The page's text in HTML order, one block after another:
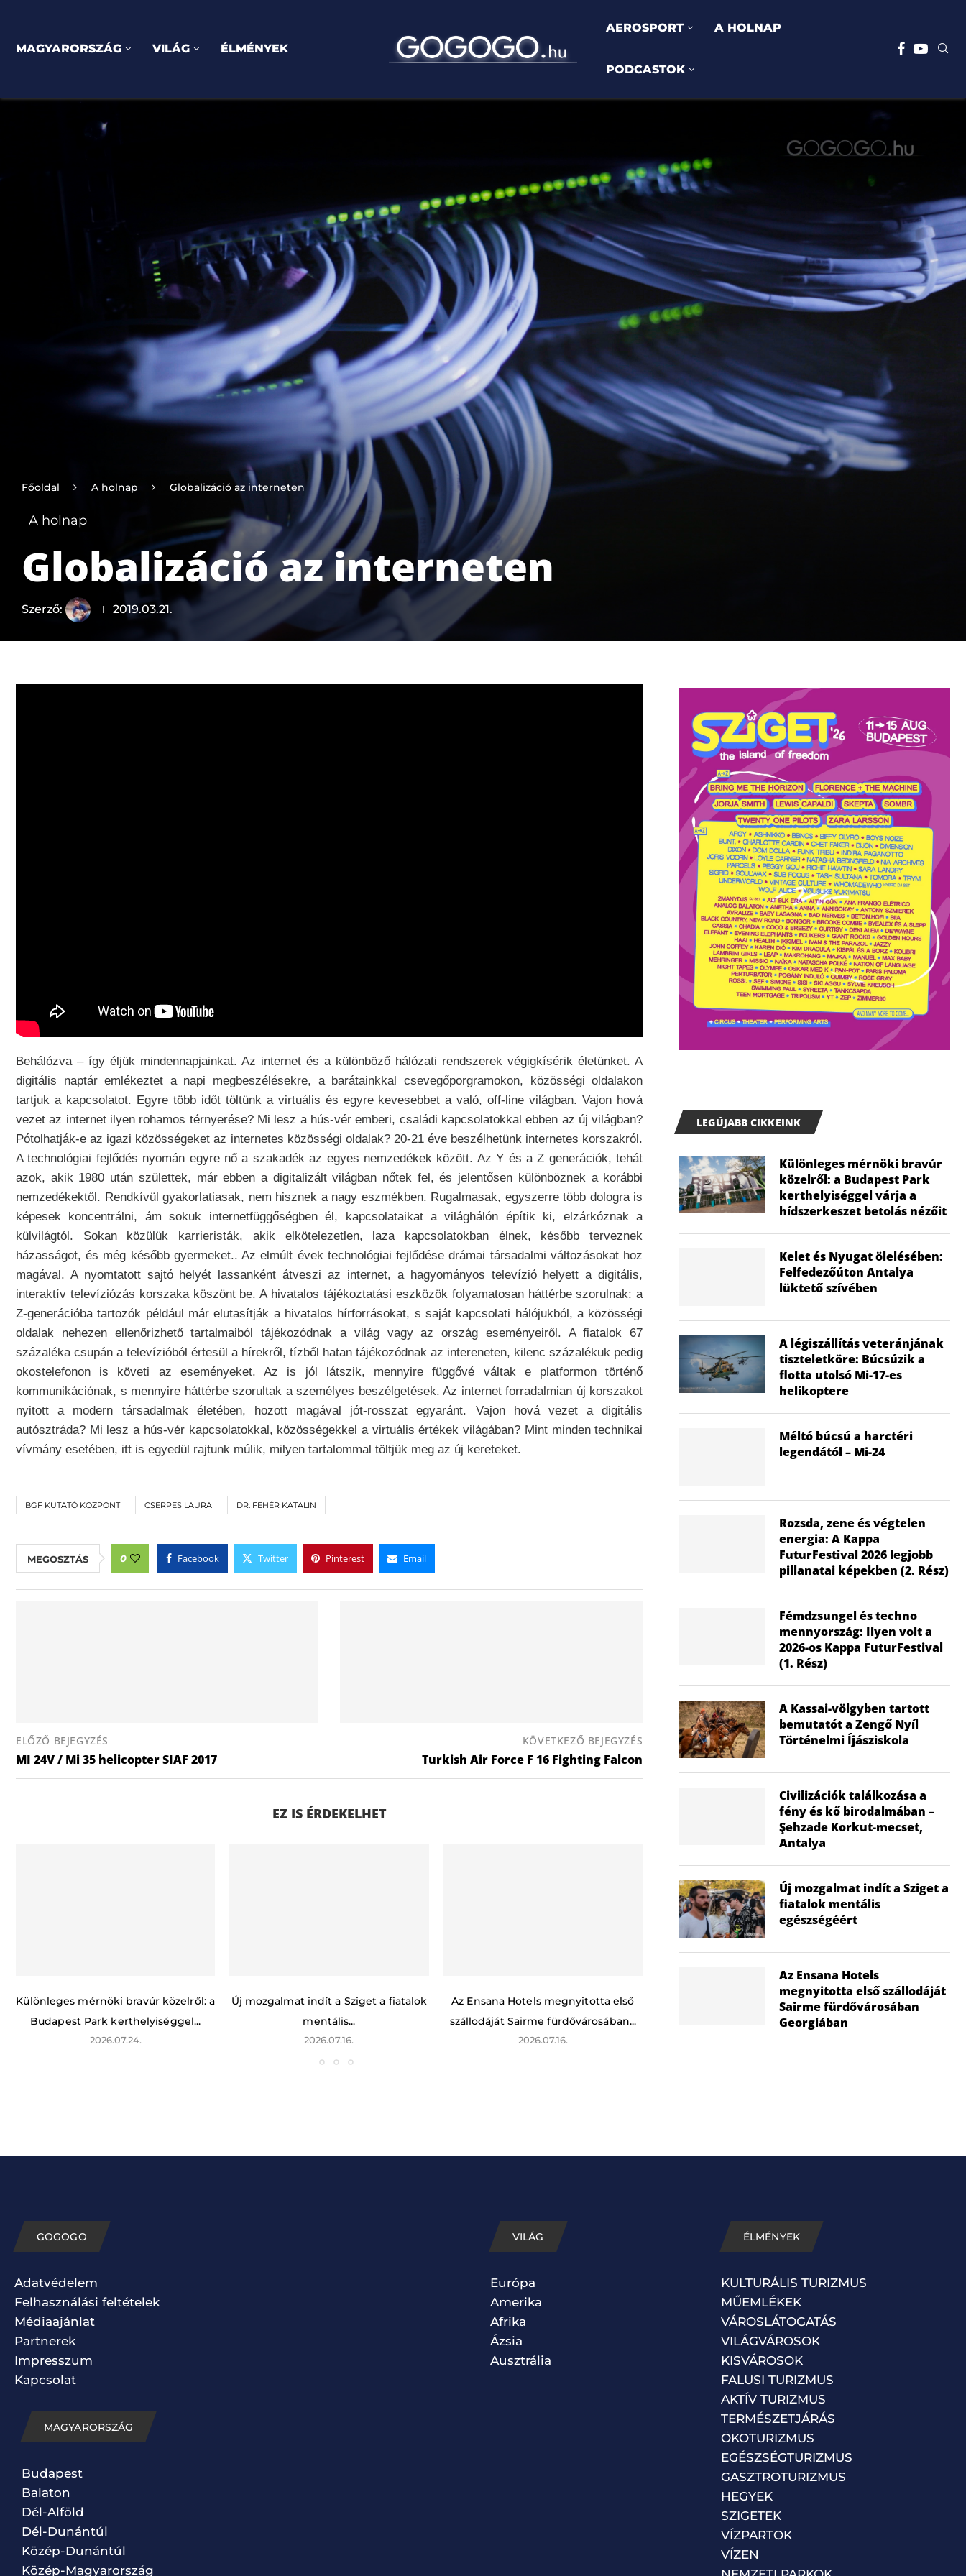
MAGYARORSZÁG VILÁG ÉLMÉNYEK
AEROSPORT A HOLNAP
PODCASTOK
Főoldal A holnap Globalizáció az interneten
A holnap
Globalizáció az interneten
Szerző: 2019.03.21.
Behálózva – így éljük mindennapjainkat. Az internet és a különböző hálózati rendszerek végigkísérik életünket. A
digitális naptár emlékeztet a napi megbeszélésekre, a barátainkkal csevegőporgramokon, közösségi oldalakon
tartjuk a kapcsolatot. Egyre több időt töltünk a virtuális és egyre kevesebbet a való, off-line világban. Vajon hová
vezet az internet ilyen rohamos térnyerése? Mi lesz a hús-vér emberi, családi kapcsolatokkal ebben az új világban?
Pótolhatják-e az igazi közösségeket az internetes közösségi oldalak? 20-21 éve beszélhetünk internetes korszakról.
A technológiai fejlődés nyomán egyre nő a szakadék az egyes nemzedékek között. Az Y és a Z generációk, tehát
azok, akik 1980 után születtek, már ebben a digitalizált világban nőtek fel, és jelentősen különböznek a korábbi
nemzedékektől. Rendkívül gyakorlatiasak, nem hisznek a nagy eszmékben. Rugalmasak, egyszerre több dologra is
képesek koncentrálni, ám sokuk internetfüggőségben él, kapcsolataikat a világhálón építik ki, elzárkóznak a
külvilágtól. Sokan közülük karrieristák, akik elkötelezetlen, laza kapcsolatokban élnek, később terveznek
házasságot, és még később gyermeket.. Az elmúlt évek technológiai fejlődése drámai társadalmi változásokat hoz
magával. A nyomtatott sajtó helyét lassanként átveszi az internet, a hagyományos televízió helyett a digitális,
interaktív televíziózás korszaka köszönt be. A hivatalos tájékoztatási eszközök folyamatosan háttérbe szorulnak: a
Z-generációba tartozók például már elutasítják a hivatalos hírforrásokat, s saját kapcsolati hálójukból, a közösségi
oldalak nehezen ellenőrizhető tartalmaiból tájékozódnak a világ vagy az ország eseményeiről. A fiatalok 67
százaléka csupán a televízióból értesül a hírekről, tízből hatan tájékozódnak az intereneten, kilenc százalékuk pedig
okostelefonon is követi az eseményeket. Az is jól látszik, mennyire függővé váltak e platformon történő
kommunikációnak, s mennyire háttérbe szorultak a személyes beszélgetések. Az internet forradalmian új korszakot
nyitott a modern társadalmak életében, hozott magával jót-rosszat egyaránt. Vajon hová vezet a digitális
autósztráda? Mi lesz a hús-vér kapcsolatokkal, közösségekkel a virtuális értékek világában? Mint minden technikai
vívmány esetében, itt is egyedül rajtunk múlik, milyen tartalommal töltjük meg az új kereteket.
BGF KUTATÓ KÖZPONT CSERPES LAURA DR. FEHÉR KATALIN
MEGOSZTÁS 0 Facebook Twitter Pinterest Email
ELŐZŐ BEJEGYZÉS
MI 24V / Mi 35 helicopter SIAF 2017
KÖVETKEZŐ BEJEGYZÉS
Turkish Air Force F 16 Fighting Falcon
EZ IS ÉRDEKELHET
Különleges mérnöki bravúr közelről: a
Budapest Park kerthelyiséggel...
2026.07.24.
Új mozgalmat indít a Sziget a fiatalok
mentális...
2026.07.16.
Az Ensana Hotels megnyitotta első
szállodáját Sairme fürdővárosában...
2026.07.16.
Nem a gyerek tehet róla, mégis ő
Visszatér a
LEGÚJABB CIKKEINK
Különleges mérnöki bravúr
közelről: a Budapest Park
kerthelyiséggel várja a
hídszerkeszet betolás nézőit
Kelet és Nyugat ölelésében:
Felfedezőúton Antalya
lüktető szívében
A légiszállítás veteránjának
tiszteletköre: Búcsúzik a
flotta utolsó Mi-17-es
helikoptere
Méltó búcsú a harctéri
legendától – Mi-24
Rozsda, zene és végtelen
energia: A Kappa
FuturFestival 2026 legjobb
pillanatai képekben (2. Rész)
Fémdzsungel és techno
mennyország: Ilyen volt a
2026-os Kappa FuturFestival
(1. Rész)
A Kassai-völgyben tartott
bemutatót a Zengő Nyíl
Történelmi Íjásziskola
Civilizációk találkozása a
fény és kő birodalmában –
Şehzade Korkut-mecset,
Antalya
Új mozgalmat indít a Sziget a
fiatalok mentális
egészségéért
Az Ensana Hotels
megnyitotta első szállodáját
Sairme fürdővárosában
Georgiában
GOGOGO
Adatvédelem
Felhasználási feltételek
Médiaajánlat
Partnerek
Impresszum
Kapcsolat
MAGYARORSZÁG
Budapest
Balaton
Dél-Alföld
Dél-Dunántúl
Közép-Dunántúl
Közép-Magyarország
VILÁG
Európa
Amerika
Afrika
Ázsia
Ausztrália
ÉLMÉNYEK
KULTURÁLIS TURIZMUS
MŰEMLÉKEK
VÁROSLÁTOGATÁS
VILÁGVÁROSOK
KISVÁROSOK
FALUSI TURIZMUS
AKTÍV TURIZMUS
TERMÉSZETJÁRÁS
ÖKOTURIZMUS
EGÉSZSÉGTURIZMUS
GASZTROTURIZMUS
HEGYEK
SZIGETEK
VÍZPARTOK
VÍZEN